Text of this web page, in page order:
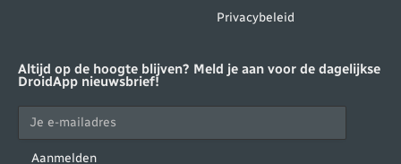
Privacybeleid
Altijd op de hoogte blijven? Meld je aan voor de dagelijkse
DroidApp nieuwsbrief!
Aanmelden